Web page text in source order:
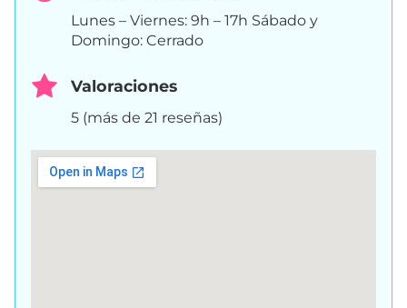
Lunes – Viernes: 9h – 17h Sábado y
Domingo: Cerrado
Valoraciones
5 (más de 21 reseñas)